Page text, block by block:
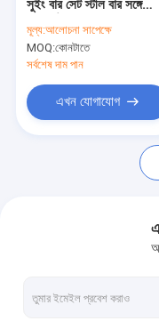
আমাদের সাথে যোগাযোগ
কাটস সুইং বার
সুইং বার সেট স্টীল বার সঙ্গে
মূল্য:আলোচনা সাপেক্ষে
MOQ:কোনটাতে
সর্বশেষ দাম পান
এখন যোগাযোগ